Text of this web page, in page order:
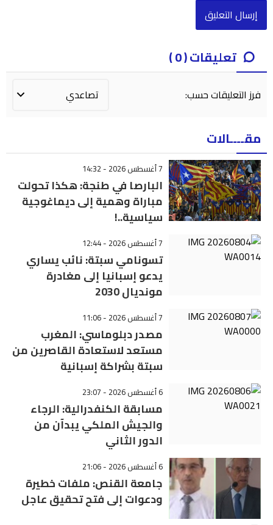
تعليقات ( 0 )
فرز التعليقات حسب:
مقــــالات
7 أغسطس 2026 - 14:32
البارصا في طنجة: هكذا تحولت
مباراة وهمية إلى ديماغوجية
سياسية..!
7 أغسطس 2026 - 12:44
تسونامي سبتة: نائب يساري
يدعو إسبانيا إلى مغادرة
مونديال 2030
7 أغسطس 2026 - 11:06
مصدر دبلوماسي: المغرب
مستعد لاستعادة القاصرين من
سبتة بشراكة إسبانية
6 أغسطس 2026 - 23:07
مسابقة الكنفدرالية: الرجاء
والجيش الملكي يبدآن من
الدور الثاني
6 أغسطس 2026 - 21:06
جامعة القنص: ملفات خطيرة
ودعوات إلى فتح تحقيق عاجل